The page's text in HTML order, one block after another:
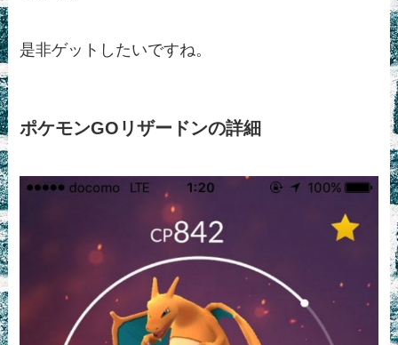
是非ゲットしたいですね。
ポケモンGOリザードンの詳細